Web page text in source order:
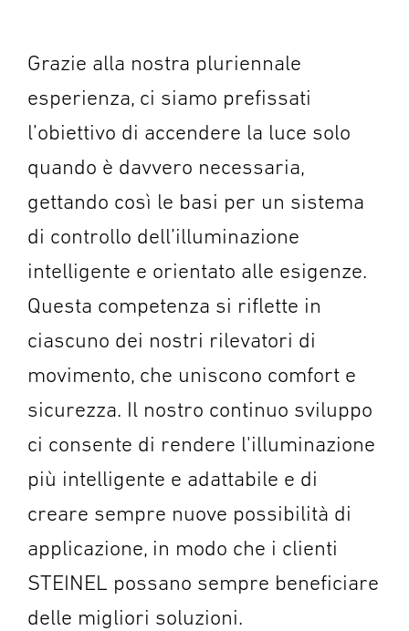
Grazie alla nostra pluriennale
esperienza, ci siamo prefissati
l’obiettivo di accendere la luce solo
quando è davvero necessaria,
gettando così le basi per un sistema
di controllo dell’illuminazione
intelligente e orientato alle esigenze.
Questa competenza si riflette in
ciascuno dei nostri rilevatori di
movimento, che uniscono comfort e
sicurezza. Il nostro continuo sviluppo
ci consente di rendere l'illuminazione
più intelligente e adattabile e di
creare sempre nuove possibilità di
applicazione, in modo che i clienti
STEINEL possano sempre beneficiare
delle migliori soluzioni.